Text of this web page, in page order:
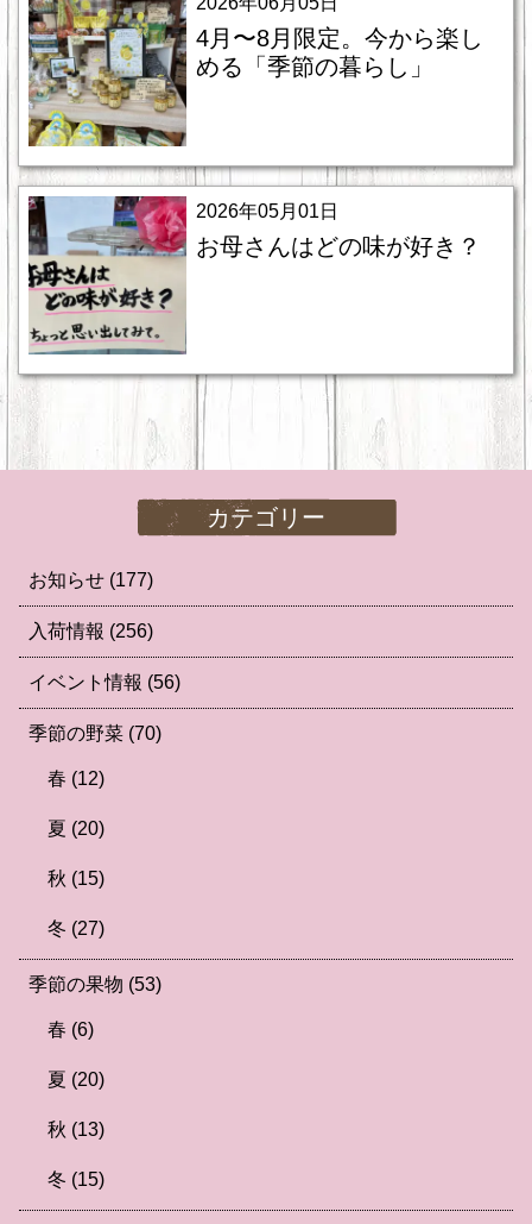
4月〜8月限定。今から楽し
める「季節の暮らし」
2026年05月01日
お母さんはどの味が好き？
カテゴリー
お知らせ (177)
入荷情報 (256)
イベント情報 (56)
季節の野菜 (70)
春 (12)
夏 (20)
秋 (15)
冬 (27)
季節の果物 (53)
春 (6)
夏 (20)
秋 (13)
冬 (15)